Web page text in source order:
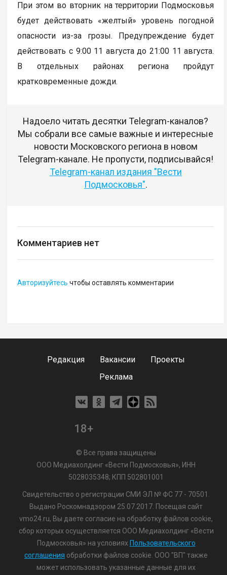
При этом во вторник на территории Подмосковья
будет действовать «желтый» уровень погодной
опасности из-за грозы. Предупреждение будет
действовать с 9:00 11 августа до 21:00 11 августа.
В отдельных районах региона пройдут
кратковременные дожди.
Надоело читать десятки Telegram-каналов?
Мы собрали все самые важные и интересные
новости Московского региона в новом
Telegram-канале. Не пропусти, подписывайся!
Telegram-канал издания "Вести
Подмосковья".
Комментариев нет
Авторизуйтесь чтобы оставлять комментарии
Редакция Вакансии
Проекты
Реклама
18+
© Все права защищены
ООО Медиахолдинг «Вести Подмосковья», ИНН
5028035348; КПП 502801001
Свидетельство о регистрации СМИ ЭЛ № ФС 77 - 70501.
Выдано Роскомнадзором 25.07.2017. Посещая сайт
vmo24.ru, Вы даете согласие на обработку файлов cookie,
сбор которых осуществляется ООО Медиахолдинг «Вести
Подмосковья» на условиях Пользовательского
соглашения обработки файлов cookie. ООО "ВП" также
может использовать указанные данные для их